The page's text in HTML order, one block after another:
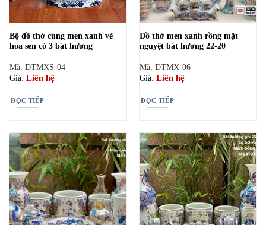
Bộ đồ thờ cúng men xanh vẽ
hoa sen có 3 bát hương
Mã: DTMXS-04
Giá: Liên hệ
ĐỌC TIẾP
Đồ thờ men xanh rồng mặt
nguyệt bát hương 22-20
Mã: DTMX-06
Giá: Liên hệ
ĐỌC TIẾP